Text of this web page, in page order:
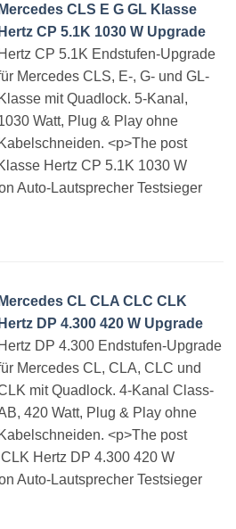
Mercedes CLS E G GL Klasse
Hertz CP 5.1K 1030 W Upgrade
Hertz CP 5.1K Endstufen-Upgrade
Mercedes CLS, E-, G- und GL-
Klasse mit Quadlock. 5-Kanal,
Watt, Plug & Play ohne
Kabelschneiden. <p>The post
Hertz CP 5.1K 1030 W
Auto-Lautsprecher Testsieger
Mercedes CL CLA CLC CLK
Hertz DP 4.300 420 W Upgrade
Hertz DP 4.300 Endstufen-Upgrade
Mercedes CL, CLA, CLC und
mit Quadlock. 4-Kanal Class-
420 Watt, Plug & Play ohne
Kabelschneiden. <p>The post
Hertz DP 4.300 420 W
Auto-Lautsprecher Testsieger